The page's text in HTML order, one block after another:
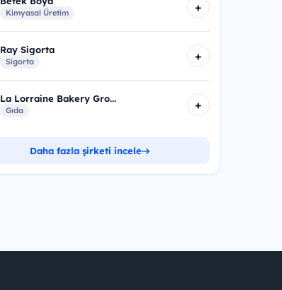
Kimyasal Üretim +
Ray Sigorta
Sigorta +
La Lorraine Bakery Gro...
Gıda +
Daha fazla şirketi incele